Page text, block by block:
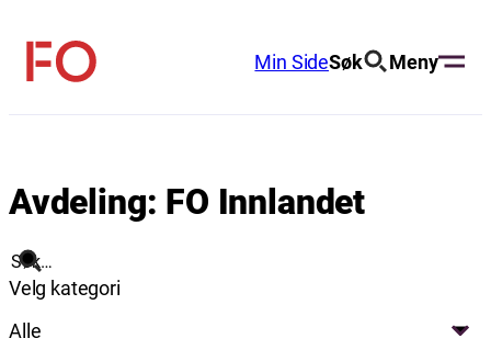
innhold
FO
Min SideSøk Meny
Avdeling: FO Innlandet
Søk
Velg kategori
Alle